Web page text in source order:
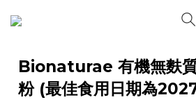
Bionaturae 有機無麩
粉 (最佳食用日期為2027